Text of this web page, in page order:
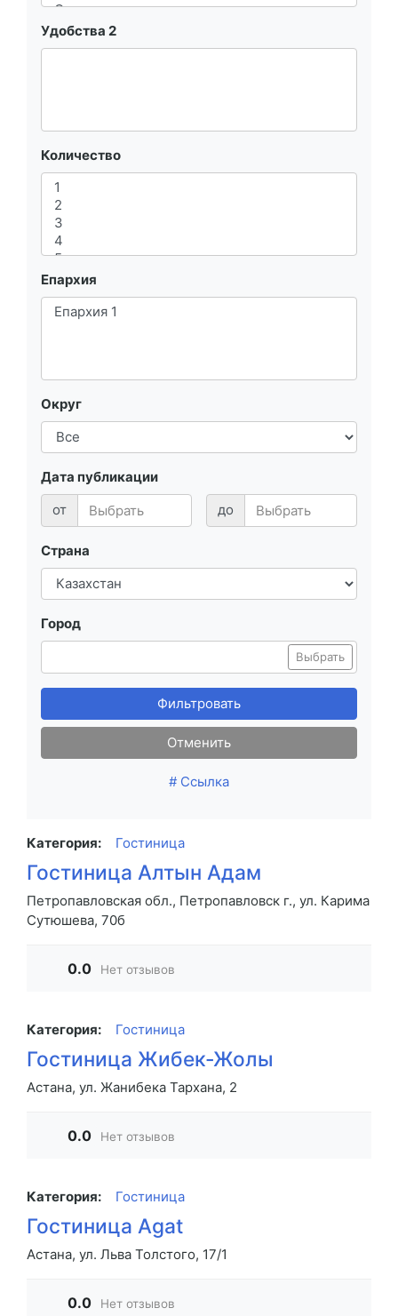
Удобства 2
Количество
Епархия
Округ
Дата публикации
от
до
Страна
Город
Выбрать
Фильтровать
Отменить
# Ссылка
Категория: Гостиница
Гостиница Алтын Адам
Петропавловская обл., Петропавловск г., ул. Карима
Сутюшева, 70б
0.0 Нет отзывов
Категория: Гостиница
Гостиница Жибек-Жолы
Астана, ул. Жанибека Тархана, 2
0.0 Нет отзывов
Категория: Гостиница
Гостиница Agat
Астана, ул. Льва Толстого, 17/1
0.0 Нет отзывов